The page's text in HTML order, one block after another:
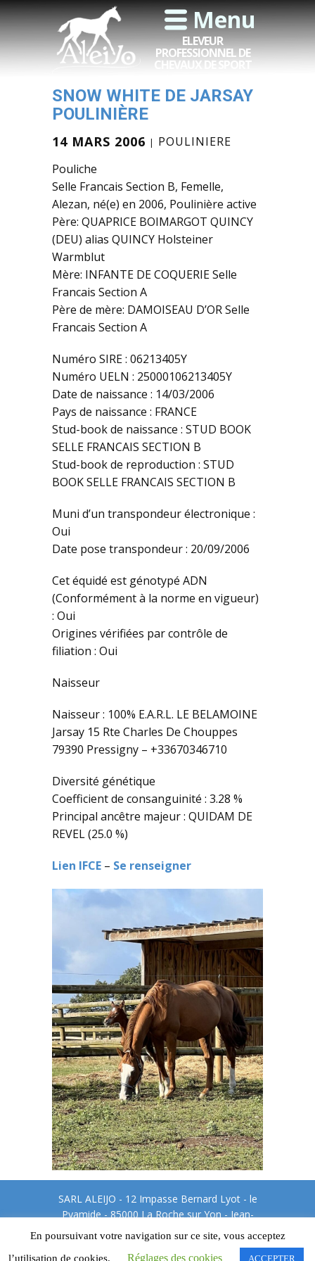
Menu
ELEVEUR
PROFESSIONNEL DE
CHEVAUX DE SPORT
SNOW WHITE DE JARSAY
POULINIÈRE
14 MARS 2006
POULINIERE
Pouliche
Selle Francais Section B, Femelle,
Alezan, né(e) en 2006, Poulinière active
Père: QUAPRICE BOIMARGOT QUINCY
(DEU) alias QUINCY Holsteiner
Warmblut
Mère: INFANTE DE COQUERIE Selle
Francais Section A
Père de mère: DAMOISEAU D’OR Selle
Francais Section A
Numéro SIRE : 06213405Y
Numéro UELN : 25000106213405Y
Date de naissance : 14/03/2006
Pays de naissance : FRANCE
Stud-book de naissance : STUD BOOK
SELLE FRANCAIS SECTION B
Stud-book de reproduction : STUD
BOOK SELLE FRANCAIS SECTION B
Muni d’un transpondeur électronique :
Oui
Date pose transpondeur : 20/09/2006
Cet équidé est génotypé ADN
(Conformément à la norme en vigueur)
: Oui
Origines vérifiées par contrôle de
filiation : Oui
Naisseur
Naisseur : 100% E.A.R.L. LE BELAMOINE
Jarsay 15 Rte Charles De Chouppes
79390 Pressigny – +33670346710
Diversité génétique
Coefficient de consanguinité : 3.28 %
Principal ancêtre majeur : QUIDAM DE
REVEL (25.0 %)
Lien IFCE – Se renseigner
SARL ALEIJO - 12 Impasse Bernard Lyot - le
Pyamide - 85000 La Roche sur Yon - Jean-
Maurice GILBERT - Tél : 06.08.24.99.92
Mentions légales et protection des données
En poursuivant votre navigation sur ce site, vous acceptez
l’utilisation de cookies.
Réglages des cookies ACCEPTER